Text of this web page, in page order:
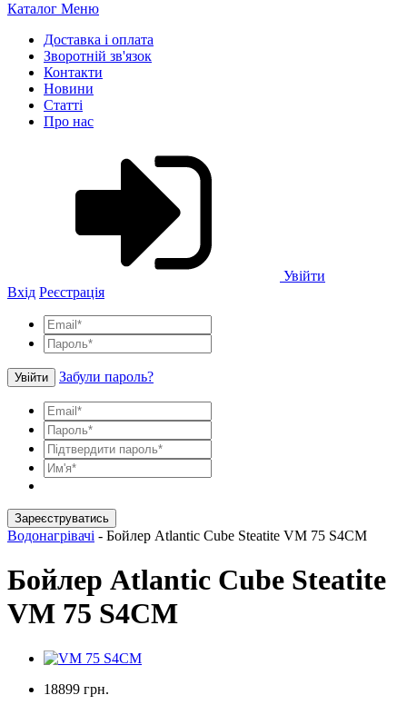
Каталог Меню
Доставка і оплата
Зворотній зв'язок
Контакти
Новини
Статті
Про нас
Увійти
Вхід Реєстрація
Увійти Забули пароль?
Зареєструватись
Водонагрівачі - Бойлер Atlantic Cube Steatite VM 75 S4CM
Бойлер Atlantic Cube Steatite
VM 75 S4CM
18899 грн.